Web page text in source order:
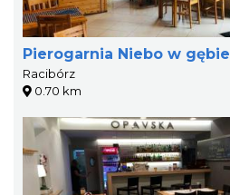
Pierogarnia Niebo w gębie
Racibórz
0.70 km